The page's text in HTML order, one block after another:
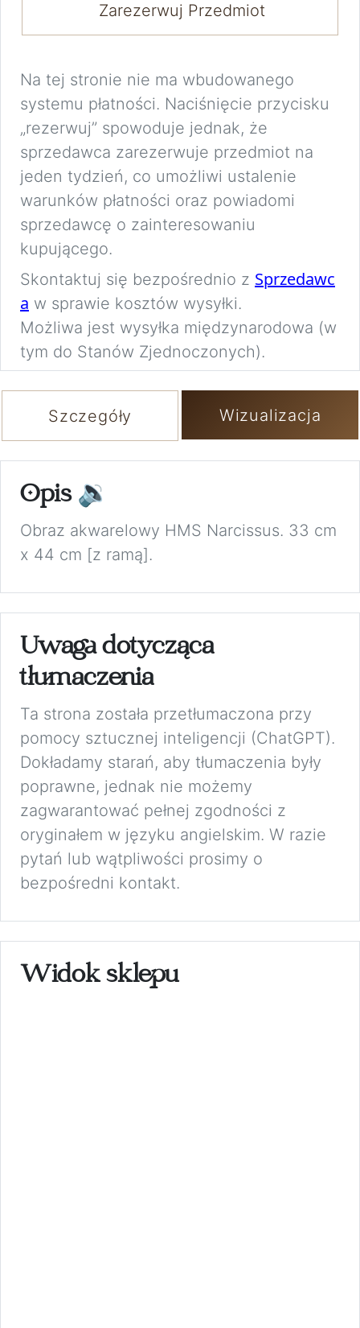
Zarezerwuj Przedmiot
Na tej stronie nie ma wbudowanego
systemu płatności. Naciśnięcie przycisku
„rezerwuj” spowoduje jednak, że
sprzedawca zarezerwuje przedmiot na
jeden tydzień, co umożliwi ustalenie
warunków płatności oraz powiadomi
sprzedawcę o zainteresowaniu
kupującego.
Skontaktuj się bezpośrednio z Sprzedawc
a w sprawie kosztów wysyłki.
Możliwa jest wysyłka międzynarodowa (w
tym do Stanów Zjednoczonych).
Szczegóły Wizualizacja
Opis 🔉
Obraz akwarelowy HMS Narcissus. 33 cm
x 44 cm [z ramą].
Uwaga dotycząca
tłumaczenia
Ta strona została przetłumaczona przy
pomocy sztucznej inteligencji (ChatGPT).
Dokładamy starań, aby tłumaczenia były
poprawne, jednak nie możemy
zagwarantować pełnej zgodności z
oryginałem w języku angielskim. W razie
pytań lub wątpliwości prosimy o
bezpośredni kontakt.
Widok sklepu